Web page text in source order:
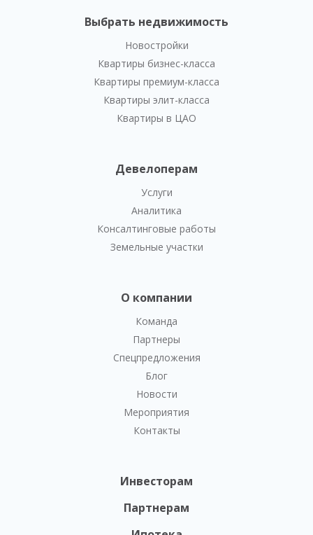
Выбрать недвижимость
Новостройки
Квартиры бизнес-класса
Квартиры премиум-класса
Квартиры элит-класса
Квартиры в ЦАО
Девелоперам
Услуги
Аналитика
Консалтинговые работы
Земельные участки
О компании
Команда
Партнеры
Спецпредложения
Блог
Новости
Мероприятия
Контакты
Инвесторам
Партнерам